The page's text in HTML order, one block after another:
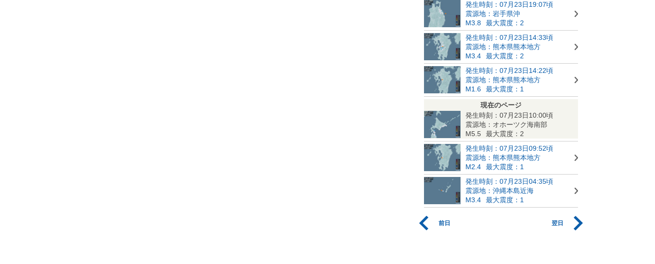
発生時刻：07月23日19:07頃
震源地：岩手県沖
M3.8
最大震度：2
発生時刻：07月23日14:33頃
震源地：熊本県熊本地方
M3.4
最大震度：2
発生時刻：07月23日14:22頃
震源地：熊本県熊本地方
M1.6
最大震度：1
現在のページ
発生時刻：07月23日10:00頃
震源地：オホーツク海南部
M5.5
最大震度：2
発生時刻：07月23日09:52頃
震源地：熊本県熊本地方
M2.4
最大震度：1
発生時刻：07月23日04:35頃
震源地：沖縄本島近海
M3.4
最大震度：1
前日 翌日